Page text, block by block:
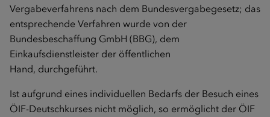
Vergabeverfahrens nach dem Bundesvergabegesetz; das
entsprechende Verfahren wurde von der
Bundesbeschaffung GmbH (BBG), dem
Einkaufsdienstleister der öffentlichen
Hand, durchgeführt.
Ist aufgrund eines individuellen Bedarfs der Besuch eines
ÖIF-Deutschkurses nicht möglich, so ermöglicht der ÖIF